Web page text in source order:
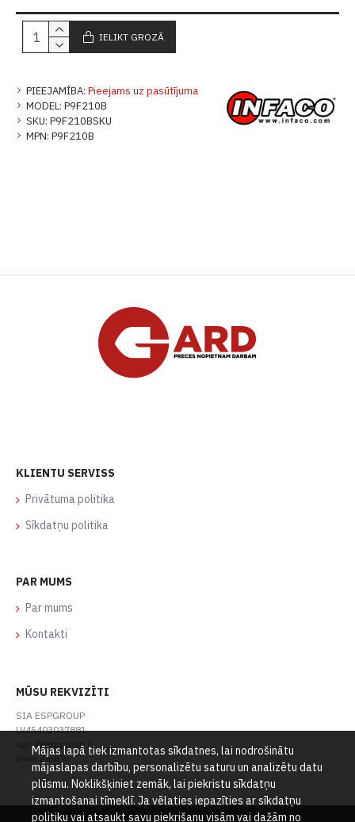
PIEEJAMĪBA: Pieejams uz pasūtījuma
MODEL: P9F210B
SKU: P9F210BSKU
MPN: P9F210B
IELIKT GROZĀ
KLIENTU SERVISS
Privātuma politika
Sīkdatņu politika
PAR MUMS
Par mums
Kontakti
MŪSU REKVIZĪTI
SIA ESPGROUP
LV45403037881
ugis@espgroup.lv
www.gard.lv
Mājas lapā tiek izmantotas sīkdatnes, lai nodrošinātu
mājaslapas darbību, personalizētu saturu un analizētu datu
plūsmu. Noklikšķiniet zemāk, lai piekristu sīkdatņu
izmantošanai tīmeklī. Ja vēlaties iepazīties ar sīkdatņu
politiku vai atsaukt savu piekrišanu visām vai dažām no